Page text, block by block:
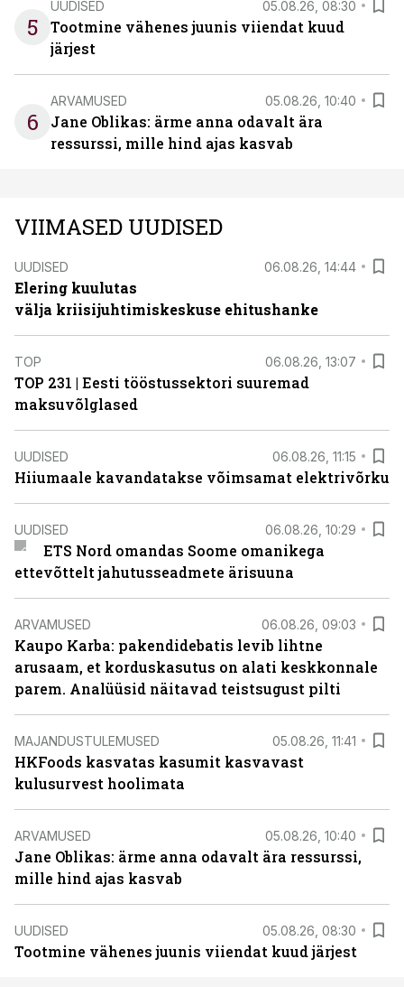
5
UUDISED 05.08.26, 08:30
Tootmine vähenes juunis viiendat kuud
järjest
6
ARVAMUSED 05.08.26, 10:40
Jane Oblikas: ärme anna odavalt ära
ressurssi, mille hind ajas kasvab
VIIMASED UUDISED
UUDISED 06.08.26, 14:44
Elering kuulutas
välja kriisijuhtimiskeskuse ehitushanke
TOP 06.08.26, 13:07
TOP 231 | Eesti tööstussektori suuremad
maksuvõlglased
UUDISED 06.08.26, 11:15
Hiiumaale kavandatakse võimsamat elektrivõrku
UUDISED 06.08.26, 10:29
ETS Nord omandas Soome omanikega
ettevõttelt jahutusseadmete ärisuuna
ARVAMUSED 06.08.26, 09:03
Kaupo Karba: pakendidebatis levib lihtne
arusaam, et korduskasutus on alati keskkonnale
parem. Analüüsid näitavad teistsugust pilti
MAJANDUSTULEMUSED 05.08.26, 11:41
HKFoods kasvatas kasumit kasvavast
kulusurvest hoolimata
ARVAMUSED 05.08.26, 10:40
Jane Oblikas: ärme anna odavalt ära ressurssi,
mille hind ajas kasvab
UUDISED 05.08.26, 08:30
Tootmine vähenes juunis viiendat kuud järjest